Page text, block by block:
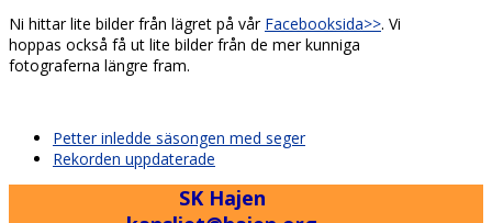
Ni hittar lite bilder från lägret på vår Facebooksida>>. Vi
hoppas också få ut lite bilder från de mer kunniga
fotograferna längre fram.
previous
post:
Petter inledde säsongen med seger
next
Rekorden uppdaterade
SK Hajen